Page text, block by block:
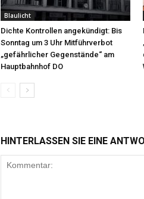
Blaulicht
Dichte Kontrollen angekündigt: Bis
Sonntag um 3 Uhr Mitführverbot
„gefährlicher Gegenstände“ am
Hauptbahnhof DO
HINTERLASSEN SIE EINE